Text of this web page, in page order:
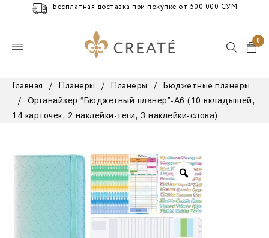
Бесплатная доставка при покупке от 500 000 СУМ
0
Главная / Планеры / Планеры /
Бюджетные планеры
/
Органайзер “Бюджетный планер”-А6 (10 вкладышей,
14 карточек, 2 наклейки-теги, 3 наклейки-слова)